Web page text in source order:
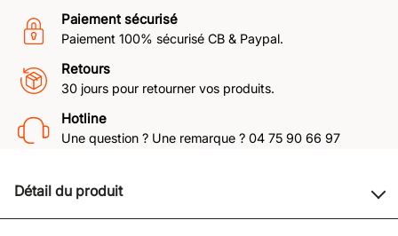
Paiement sécurisé
Paiement 100% sécurisé CB & Paypal.
Retours
30 jours pour retourner vos produits.
Hotline
Une question ? Une remarque ? 04 75 90 66 97
Détail du produit